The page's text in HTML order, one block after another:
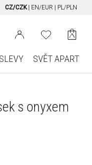
CZ/CZK EN/EUR PL/PLN
SLEVY SVĚT APART
s onyxem